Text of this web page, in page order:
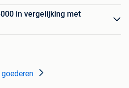
in vergelijking met